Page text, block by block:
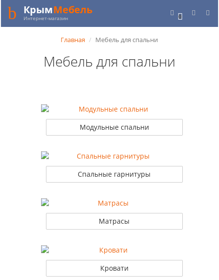
0
КрымМебель
Интернет-магазин
Главная Мебель для спальни
Мебель для спальни
Модульные спальни
Спальные гарнитуры
Матрасы
Кровати